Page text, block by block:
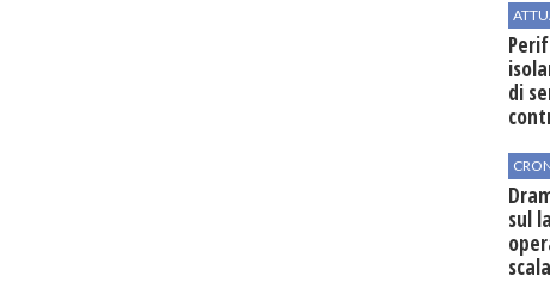
di
sul